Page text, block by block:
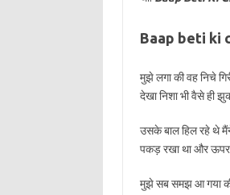
Baap beti ki
मुझे लगा की वह निचे
देखा निशा भी वैसे ही
उसके बाल हिल रहे थे
पकड़ रखा था और ऊपर
मुझे सब समझ आ गया